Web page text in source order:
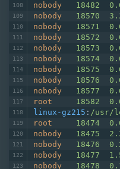
nobody
18482
nobody
18570
nobody
18571
nobody
18572
nobody
18573
nobody
18574
nobody
18575
nobody
18576
nobody
18577
root
18582
linux-gz215 : /usr/
root
18474
nobody
18475
nobody
18476
nobody
18477
nobody
18478